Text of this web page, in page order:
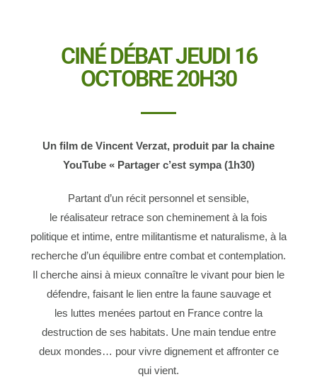
CINÉ DÉBAT JEUDI 16
OCTOBRE 20H30
Un film de Vincent Verzat, produit par la chaine
YouTube « Partager c’est sympa (1h30)
Partant d’un récit personnel et sensible,
le réalisateur retrace son cheminement à la fois
politique et intime, entre militantisme et naturalisme, à la
recherche d’un équilibre entre combat et contemplation.
Il cherche ainsi à mieux connaître le vivant pour bien le
défendre, faisant le lien entre la faune sauvage et
les luttes menées partout en France contre la
destruction de ses habitats. Une main tendue entre
deux mondes… pour vivre dignement et affronter ce
qui vient.